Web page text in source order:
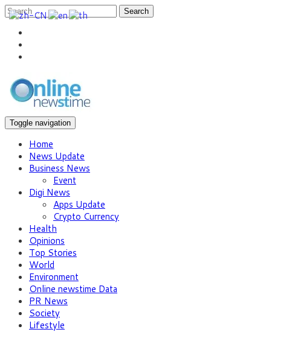
Search
Toggle navigation
Home
News Update
Business News
Event
Digi News
Apps Update
Crypto Currency
Health
Opinions
Top Stories
World
Environment
Online newstime Data
PR News
Society
Lifestyle